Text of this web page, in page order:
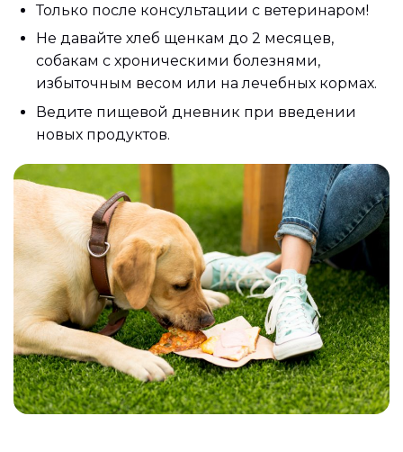
Только после консультации с ветеринаром!
Не давайте хлеб щенкам до 2 месяцев,
собакам с хроническими болезнями,
избыточным весом или на лечебных кормах.
Ведите пищевой дневник при введении
новых продуктов.